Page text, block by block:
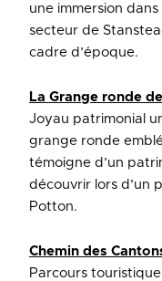
une immersion
secteur de
cadre d’époque.
La Grange ronde
Joyau patrimonial
grange ronde
témoigne d’un
découvrir lors d’un
Potton.
Chemin des
Parcours